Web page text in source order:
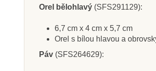
Orel bělohlavý (SFS291129):
6,7 cm x 4 cm x 5,7 cm
Orel s bílou hlavou a
Páv (SFS264629):